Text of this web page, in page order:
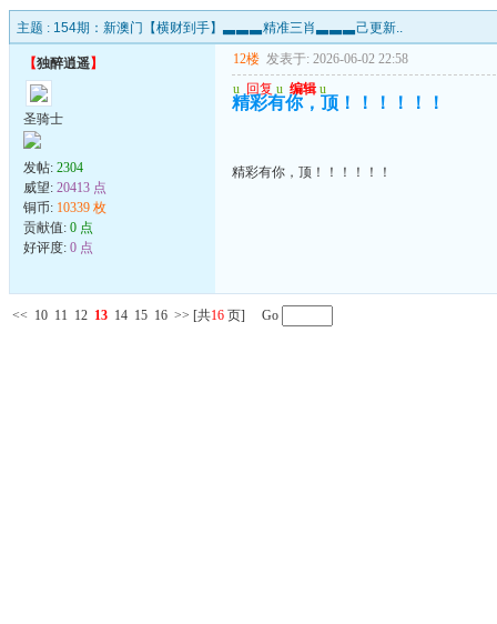
主题 : 154期：新澳门【横财到手】▃▃▃精准三肖▃▃▃己更新..
【独醉逍遥】
圣骑士
发帖: 2304
威望: 20413 点
铜币: 10339 枚
贡献值: 0 点
好评度: 0 点
12楼 发表于: 2026-06-02 22:58
u 回复 u 编辑 u
精彩有你，顶！！！！！！
精彩有你，顶！！！！！！
<< 10 11 12 13 14 15 16 >> [共16 页] Go